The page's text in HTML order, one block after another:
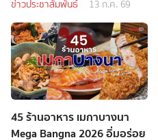
ข่าวประชาสัมพันธ์ 13 ก.ค. 69
45 ร้านอาหาร เมกาบางนา
Mega Bangna 2026 อิ่มอร่อย